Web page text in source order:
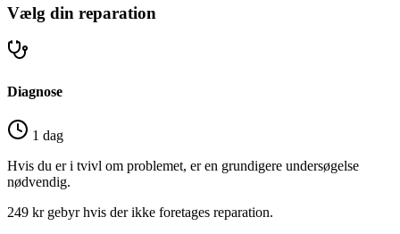
Vælg din reparation
Diagnose
1 dag
Hvis du er i tvivl om problemet, er en grundigere undersøgelse
nødvendig.
249 kr gebyr hvis der ikke foretages reparation.